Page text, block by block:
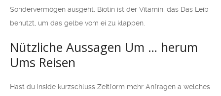
Sondervermögen ausgeht. Biotin ist der Vitamin, das Das Leib
benutzt, um das gelbe vom ei zu klappen.
Nützliche Aussagen Um … herum
Ums Reisen
Hast du inside kurzschluss Zeitform mehr Anfragen a welches